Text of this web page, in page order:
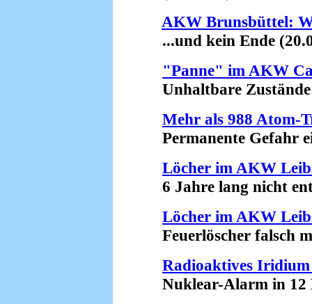
AKW Brunsbüttel:
...und kein Ende
"Panne" im AKW
Unhaltbare Zustände
Mehr als 988 Atom-
Permanente Gefahr
Löcher im AKW
6 Jahre lang nicht
Löcher im AKW
Feuerlöscher falsch
Radioaktives Iridium
Nuklear-Alarm in 12